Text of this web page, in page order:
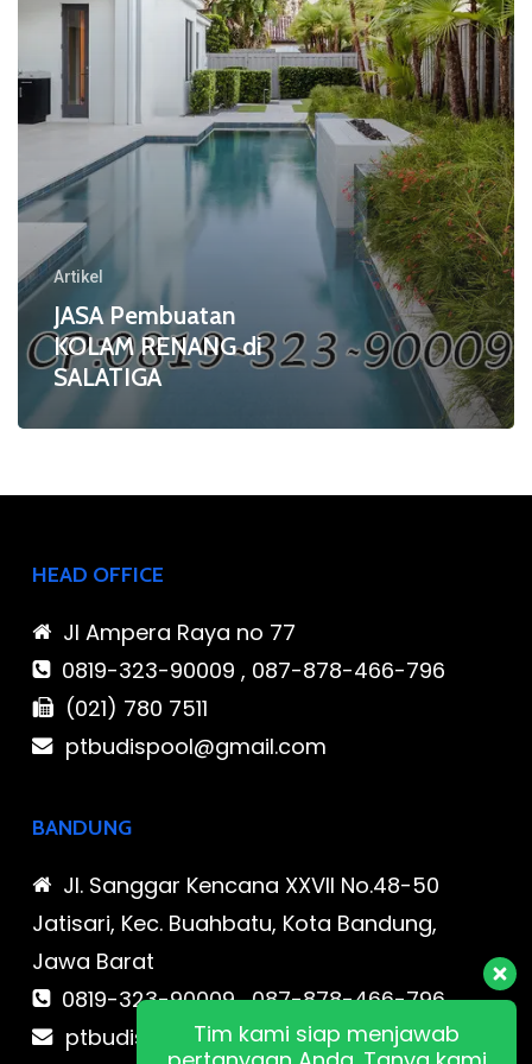
Artikel
JASA Pembuatan
KOLAM RENANG di
SALATIGA
HEAD OFFICE
Jl Ampera Raya no 77
0819-323-90009 , 087-878-466-796
(021) 780 7511
ptbudispool@gmail.com
BANDUNG
Jl. Sanggar Kencana XXVII No.48-50
Jatisari, Kec. Buahbatu, Kota Bandung,
Jawa Barat
0819-323-90009 , 087-878-466-796
ptbudispool@gmail.comTim kami siap menjawab